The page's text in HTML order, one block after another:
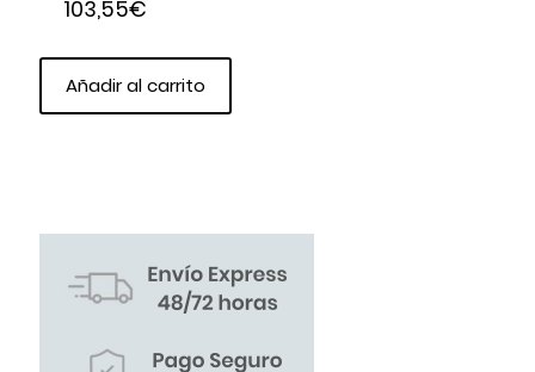
103,55€
Añadir al carrito